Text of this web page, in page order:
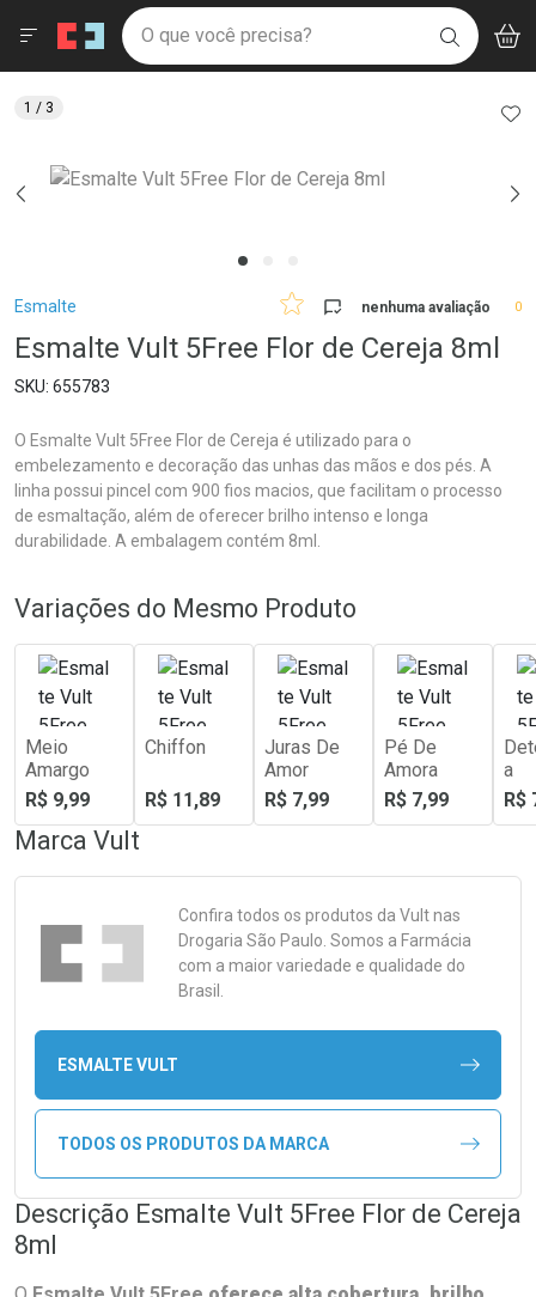
Drogaria São Paulo
Ir direto para a home
pela página
Ir direto para o conteúdo
Ir direto para a busca
Ir direto para a conta
Ir direto para a notificações
Ir direto para o carrinho
Faça a sua busca
O que você precisa? BUSCAR
Menu
Breadcrumb
Esmalte nenhuma avaliação 0
Esmalte Vult 5Free Flor de Cereja 8ml
655783
O Esmalte Vult 5Free Flor de Cereja é utilizado para o
embelezamento e decoração das unhas das mãos e dos pés. A
linha possui pincel com 900 fios macios, que facilitam o processo
de esmaltação, além de oferecer brilho intenso e longa
durabilidade. A embalagem contém 8ml.
1 / 3
Variações do Mesmo Produto
Meio
Amargo
R$ 9,99
Chiffon
R$ 11,89
Juras De
Amor
R$ 7,99
Pé De
Amora
R$ 7,99
a
R$
Marca Vult
Confira todos os produtos da Vultnas
Drogaria São Paulo. Somos a Farmácia
com a maior variedade e qualidade do
Brasil.
ESMALTE VULT
TODOS OS PRODUTOS DA MARCA
Descrição Esmalte Vult 5Free Flor de Cereja
8ml